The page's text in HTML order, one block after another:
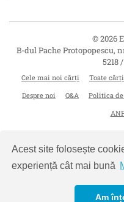
Acest site folosește
experiență cât mai bună
Am
© 2026
B-dul Pache Protopopescu,
5218
Cele mai noi cărți Toate
Despre noi
Q&A Politica